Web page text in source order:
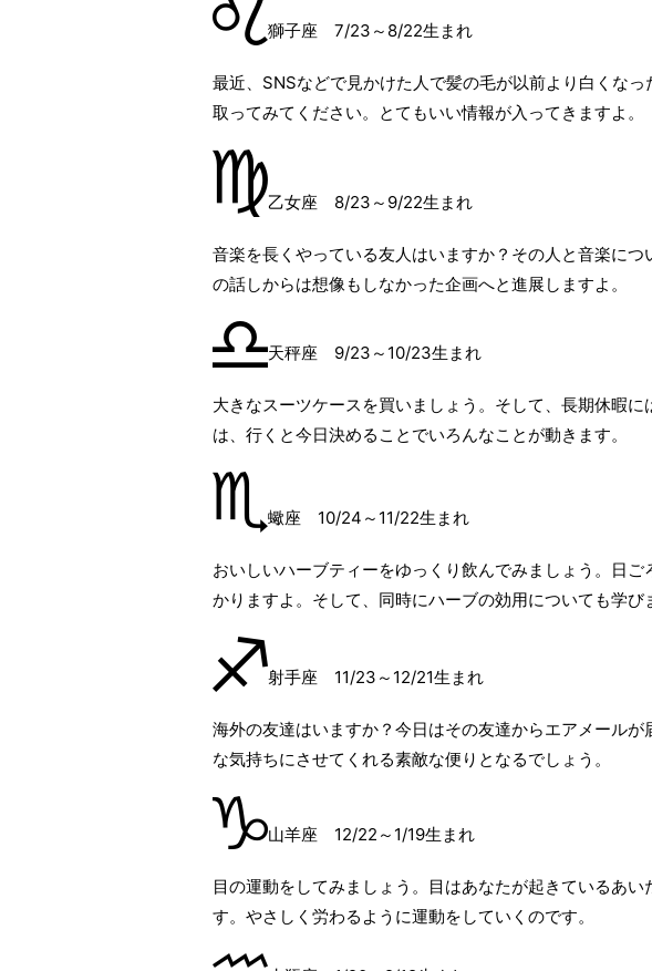
獅子座 7/23～8/22生まれ
最近、SNSなどで見かけた人で髪の毛が以前より白くな
取ってみてください。とてもいい情報が入ってきますよ。
乙女座 8/23～9/22生まれ
音楽を長くやっている友人はいますか？その人と音楽に
の話しからは想像もしなかった企画へと進展しますよ。
天秤座 9/23～10/23生まれ
大きなスーツケースを買いましょう。そして、長期休暇
は、行くと今日決めることでいろんなことが動きます。
蠍座 10/24～11/22生まれ
おいしいハーブティーをゆっくり飲んでみましょう。日
かりますよ。そして、同時にハーブの効用についても学び
射手座 11/23～12/21生まれ
海外の友達はいますか？今日はその友達からエアメールが
な気持ちにさせてくれる素敵な便りとなるでしょう。
山羊座 12/22～1/19生まれ
目の運動をしてみましょう。目はあなたが起きているあ
す。やさしく労わるように運動をしていくのです。